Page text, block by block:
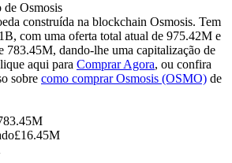
traders
de Osmosis
construída na blockchain Osmosis. Tem
com uma oferta total atual de 975.42M e
783.45M, dando-lhe uma capitalização de
aqui para Comprar Agora, ou confira
sobre como comprar Osmosis (OSMO) de
£16.45M